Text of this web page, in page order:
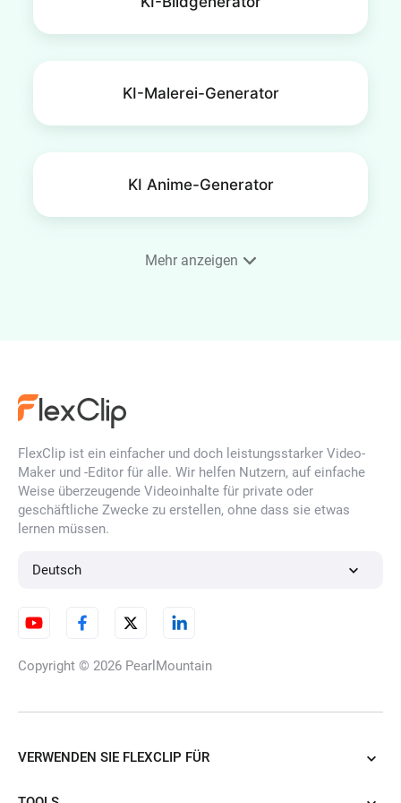
KI-Malerei-Generator
KI Anime-Generator
KI-Illustrations-Generator
Mehr anzeigen
FlexClip ist ein einfacher und doch leistungsstarker Video-
Maker und -Editor für alle. Wir helfen Nutzern, auf einfache
Weise überzeugende Videoinhalte für private oder
geschäftliche Zwecke zu erstellen, ohne dass sie etwas
lernen müssen.
Deutsch
Copyright © 2026 PearlMountain
VERWENDEN SIE FLEXCLIP FÜR